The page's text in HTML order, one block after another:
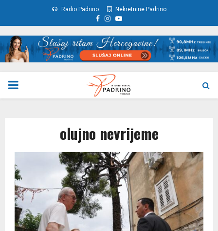
Radio Padrino Nekretnine Padrino
Facebook
Instagram
Youtube
PRIMARY
olujno nevrijeme